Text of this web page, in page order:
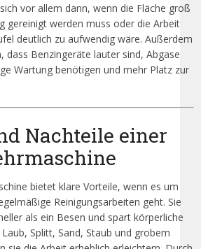
vor allem dann, wenn die Fläche groß
gereinigt werden muss oder die Arbeit
deutlich zu aufwendig wäre. Außerdem
dass Benzingeräte lauter sind, Abgase
Wartung benötigen und mehr Platz zur
Nachteile einer
bietet klare Vorteile, wenn es um
Reinigungsarbeiten geht. Sie
als ein Besen und spart körperliche
Splitt, Sand, Staub und grobem